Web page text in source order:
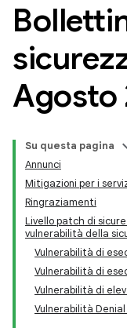
Agosto
Su questa pagina
Annunci
Mitigazioni per i
Ringraziamenti
Livello patch di
vulnerabilità della
Vulnerabilità di
Vulnerabilità di
Vulnerabilità di
Vulnerabilità